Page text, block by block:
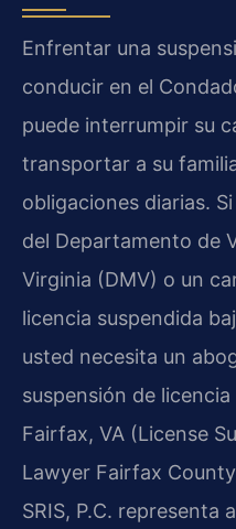
Enfrentar una
conducir en el
puede interrumpir su
transportar a su
obligaciones diarias.
del Departamento de
Virginia (DMV) o un
licencia suspendida
usted necesita un
suspensión de
Fairfax, VA (License
Lawyer Fairfax
SRIS, P.C. representa